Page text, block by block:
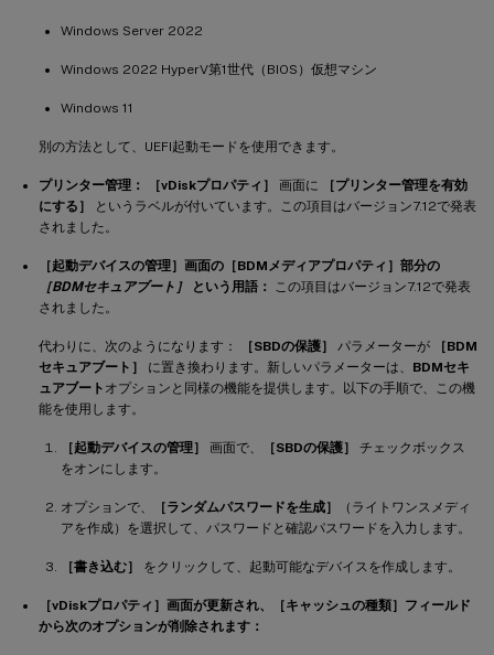
Windows Server 2022
Windows 2022 HyperV第1世代（BIOS）仮想マシン
Windows 11
別の方法として、UEFI起動モードを使用できます。
プリンター管理： ［vDiskプロパティ］ 画面に
［プリンター管理を有効
にする］
というラベルが付いています。この項目はバージョン7.12で発表
されました。
［起動デバイスの管理］画面の［BDMメディアプロパティ］部分の
［BDMセキュアブート］
という用語：
この項目はバージョン7.12で発表
されました。
代わりに、次のようになります： ［SBDの保護］ パラメーターが
［BDM
セキュアブート］
に置き換わります。新しいパラメーターは、 BDMセキ
ュアブート オプションと同様の機能を提供します。以下の手順で、この機
能を使用します。
［起動デバイスの管理］ 画面で、 ［SBDの保護］
チェックボックス
をオンにします。
オプションで、 ［ランダムパスワードを生成］
（ライトワンスメディ
アを作成）を選択して、パスワードと確認パスワードを入力します。
［書き込む］ をクリックして、起動可能なデバイスを作成します。
［vDiskプロパティ］画面が更新され、［キャッシュの種類］フィールド
から次のオプションが削除されます：